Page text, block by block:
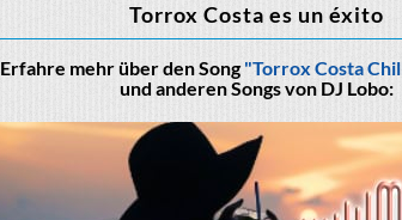
Torrox Costa es un éxito
Erfahre mehr über den Song"Torrox Costa
und anderen Songs von DJ Lobo: